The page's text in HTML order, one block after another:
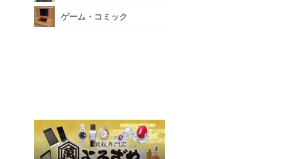
ゲーム・コミック